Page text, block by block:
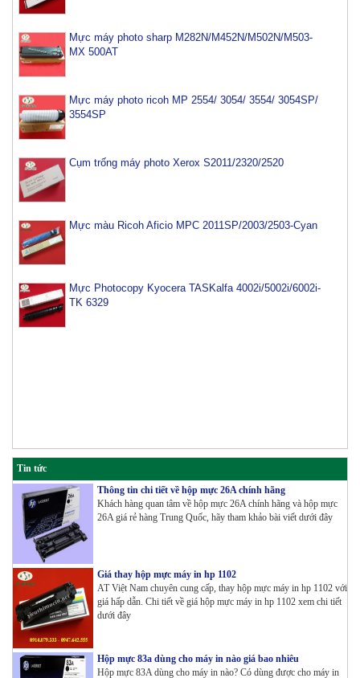
Tin tức
Thông tin chi tiết về hộp mực 26A chính hãng
Khách hàng quan tâm về hộp mực 26A chính hãng và hộp mực
26A giá rẻ hàng Trung Quốc, hãy tham khảo bài viết dưới đây
Giá thay hộp mực máy in hp 1102
AT Việt Nam chuyên cung cấp, thay hộp mực máy in hp 1102 với
giá hấp dẫn. Chi tiết về giá hộp mực máy in hp 1102 xem chi tiết
dưới đây
Hộp mực 83a dùng cho máy in nào giá bao nhiêu
Hộp mực 83A dùng cho máy in nào? Có dùng được cho máy in